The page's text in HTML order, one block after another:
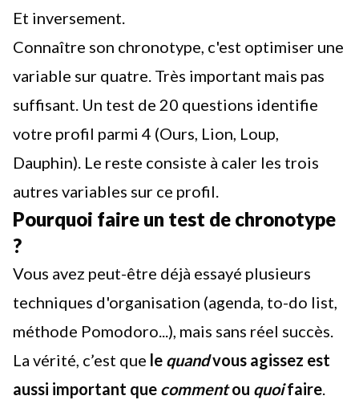
Et inversement.
Connaître son chronotype, c'est optimiser une
variable sur quatre. Très important mais pas
suffisant. Un test de 20 questions identifie
votre profil parmi 4 (Ours, Lion, Loup,
Dauphin). Le reste consiste à caler les trois
autres variables sur ce profil.
Pourquoi faire un test de chronotype
?
Vous avez peut-être déjà essayé plusieurs
techniques d'organisation (agenda, to-do list,
méthode Pomodoro...), mais sans réel succès.
La vérité, c’est que le quandvous agissez est
aussi important que commentou quoifaire.